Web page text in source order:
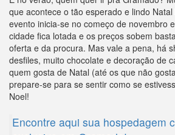
que acontece o tão esperado e lindo
evento inicia-se no começo de novembro
cidade fica lotada e os preços sobem
oferta e da procura. Mas vale a pena, há
desfiles, muito chocolate e decoração de
quem gosta de Natal (até os que não
prepare-se para se sentir como se
Noel!
Encontre aqui sua hospedagem